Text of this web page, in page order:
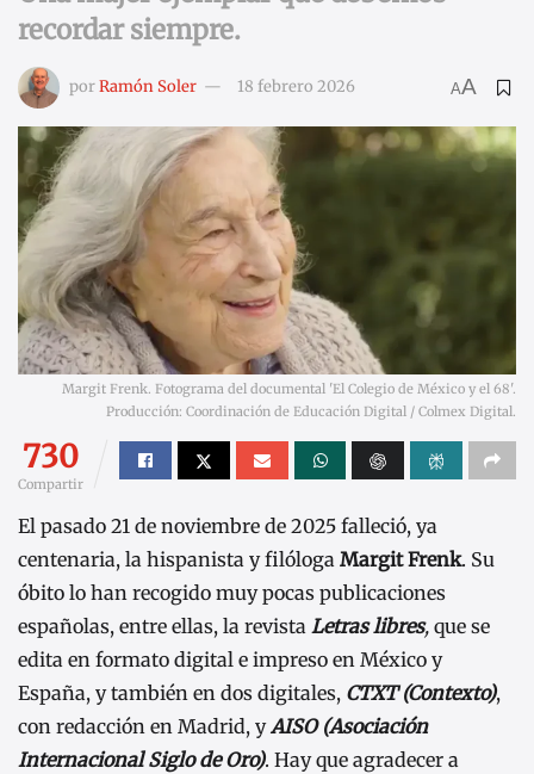
recordar siempre.
porRamón Soler 18 febrero 2026 AA
Margit Frenk. Fotograma del documental 'El Colegio de México y el 68'.
Producción: Coordinación de Educación Digital / Colmex Digital.
730
Compartir
El pasado 21 de noviembre de 2025 falleció, ya
centenaria, la hispanista y filóloga Margit Frenk. Su
óbito lo han recogido muy pocas publicaciones
españolas, entre ellas, la revista Letras libres, que se
edita en formato digital e impreso en México y
España, y también en dos digitales, CTXT (Contexto),
con redacción en Madrid, yAISO (Asociación
Internacional Siglo de Oro). Hay que agradecer a